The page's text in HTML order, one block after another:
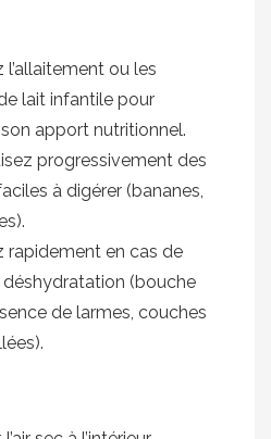
l’allaitement ou les
lait infantile pour
apport nutritionnel.
progressivement des
à digérer (bananes,
rapidement en cas de
déshydratation (bouche
de larmes, couches